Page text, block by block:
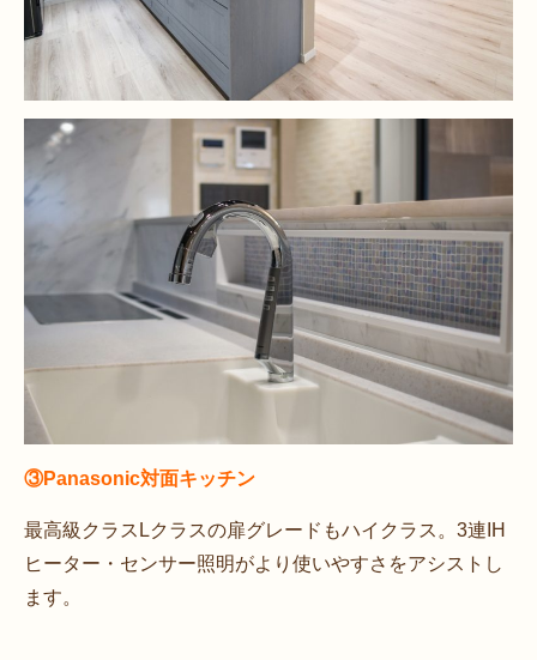
③Panasonic対面キッチン
最高級クラスLクラスの扉グレードもハイクラス。3連IH
ヒーター・センサー照明がより使いやすさをアシストし
ます。